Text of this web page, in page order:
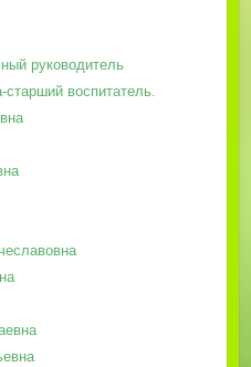
руководитель
воспитатель.